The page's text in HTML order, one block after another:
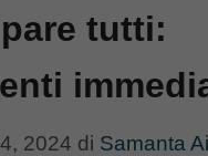
tutti:
2024 di Samanta